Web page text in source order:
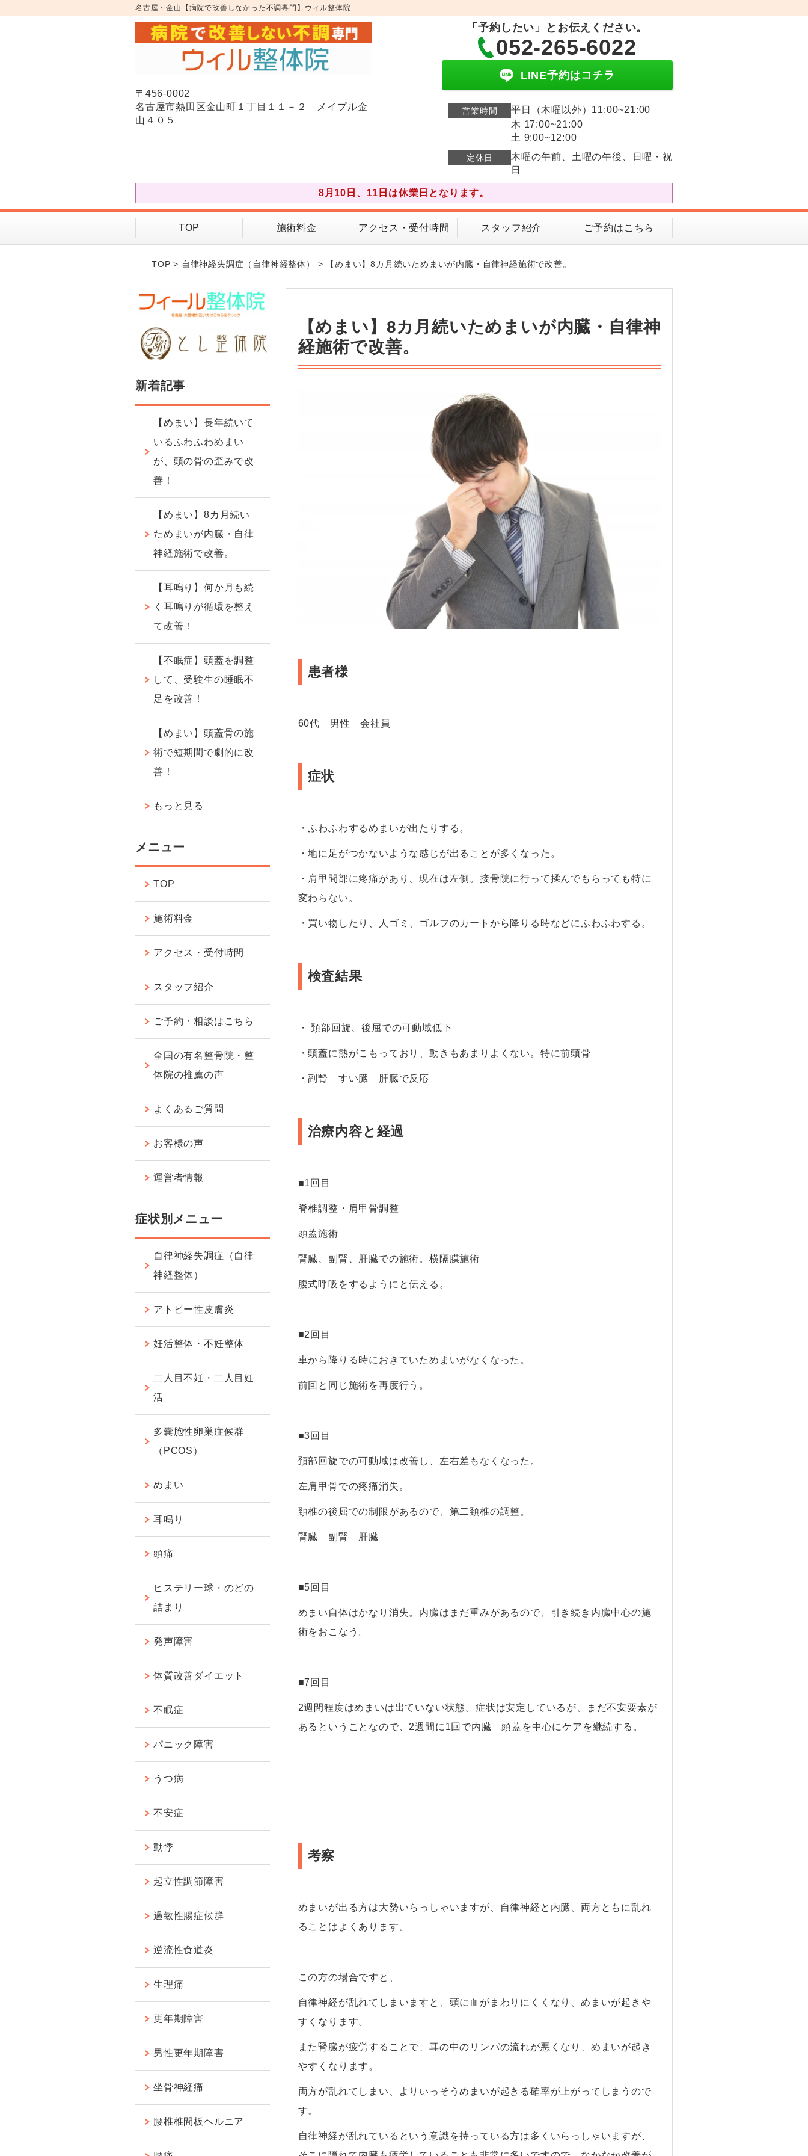
名古屋・金山【病院で改善しなかった不調専門】ウィル整体院
〒456-0002
名古屋市熱田区金山町１丁目１１－２ メイプル金
山４０５
「予約したい」とお伝えください。
052-265-6022
LINE予約はコチラ
営業時間
平日（木曜以外）11:00~21:00
木 17:00~21:00
土 9:00~12:00
定休日
木曜の午前、土曜の午後、日曜・祝
日
8月10日、11日は休業日となります。
TOP 施術料金 アクセス・受付時間 スタッフ紹介 ご予約はこちら
TOP > 自律神経失調症（自律神経整体） > 【めまい】8カ月続いためまいが内臓・自律神経施術で改善。
【めまい】8カ月続いためまいが内臓・自律神
経施術で改善。
患者様
60代 男性 会社員
症状
・ふわふわするめまいが出たりする。
・地に足がつかないような感じが出ることが多くなった。
・肩甲間部に疼痛があり、現在は左側。接骨院に行って揉んでもらっても特に
変わらない。
・買い物したり、人ゴミ、ゴルフのカートから降りる時などにふわふわする。
検査結果
・ 頚部回旋、後屈での可動域低下
・頭蓋に熱がこもっており、動きもあまりよくない。特に前頭骨
・副腎 すい臓 肝臓で反応
治療内容と経過
■1回目
脊椎調整・肩甲骨調整
頭蓋施術
腎臓、副腎、肝臓での施術。横隔膜施術
腹式呼吸をするようにと伝える。
■2回目
車から降りる時におきていためまいがなくなった。
前回と同じ施術を再度行う。
■3回目
頚部回旋での可動域は改善し、左右差もなくなった。
左肩甲骨での疼痛消失。
頚椎の後屈での制限があるので、第二頚椎の調整。
腎臓 副腎 肝臓
■5回目
めまい自体はかなり消失。内臓はまだ重みがあるので、引き続き内臓中心の施
術をおこなう。
■7回目
2週間程度はめまいは出ていない状態。症状は安定しているが、まだ不安要素が
あるということなので、2週間に1回で内臓 頭蓋を中心にケアを継続する。
考察
めまいが出る方は大勢いらっしゃいますが、自律神経と内臓、両方ともに乱れ
ることはよくあります。
この方の場合ですと、
自律神経が乱れてしまいますと、頭に血がまわりにくくなり、めまいが起きや
すくなります。
また腎臓が疲労することで、耳の中のリンパの流れが悪くなり、めまいが起き
やすくなります。
両方が乱れてしまい、よりいっそうめまいが起きる確率が上がってしまうので
す。
自律神経が乱れているという意識を持っている方は多くいらっしゃいますが、
新着記事
【めまい】長年続いて
いるふわふわめまい
が、頭の骨の歪みで改
善！
【めまい】8カ月続い
ためまいが内臓・自律
神経施術で改善。
【耳鳴り】何か月も続
く耳鳴りが循環を整え
て改善！
【不眠症】頭蓋を調整
して、受験生の睡眠不
足を改善！
【めまい】頭蓋骨の施
術で短期間で劇的に改
善！
もっと見る
メニュー
TOP
施術料金
アクセス・受付時間
スタッフ紹介
ご予約・相談はこちら
全国の有名整骨院・整
体院の推薦の声
よくあるご質問
お客様の声
運営者情報
症状別メニュー
自律神経失調症（自律
神経整体）
アトピー性皮膚炎
妊活整体・不妊整体
二人目不妊・二人目妊
活
多嚢胞性卵巣症候群
（PCOS）
めまい
耳鳴り
頭痛
ヒステリー球・のどの
詰まり
発声障害
体質改善ダイエット
不眠症
パニック障害
うつ病
不安症
動悸
起立性調節障害
過敏性腸症候群
逆流性食道炎
生理痛
更年期障害
男性更年期障害
坐骨神経痛
腰椎椎間板ヘルニア